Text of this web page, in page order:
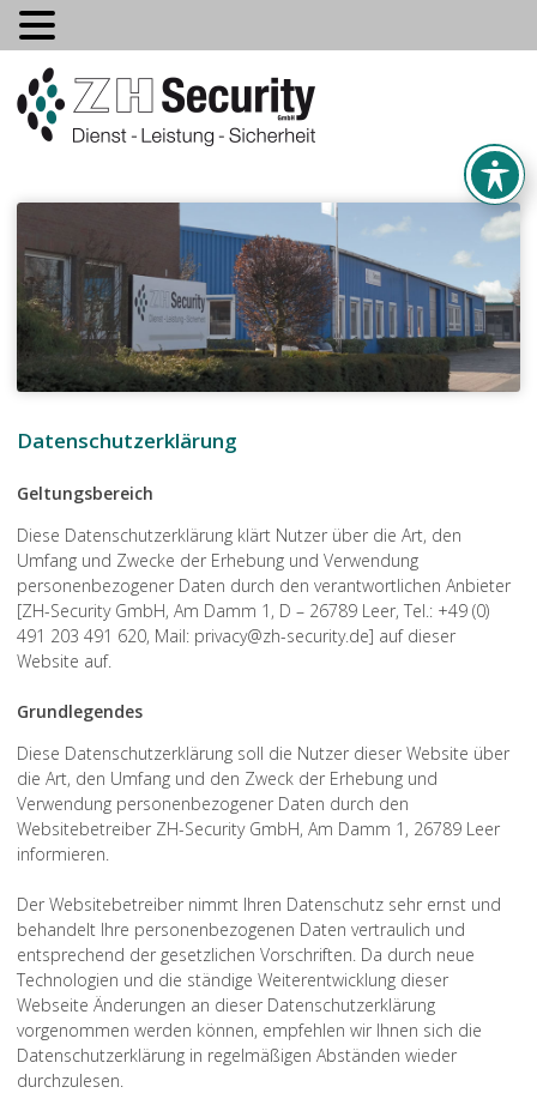
Datenschutzerklärung
Geltungsbereich
Diese Datenschutzerklärung klärt Nutzer über die Art, den
Umfang und Zwecke der Erhebung und Verwendung
personenbezogener Daten durch den verantwortlichen Anbieter
[ZH-Security GmbH, Am Damm 1, D – 26789 Leer, Tel.: +49 (0)
491 203 491 620, Mail: privacy@zh-security.de] auf dieser
Website auf.
Grundlegendes
Diese Datenschutzerklärung soll die Nutzer dieser Website über
die Art, den Umfang und den Zweck der Erhebung und
Verwendung personenbezogener Daten durch den
Websitebetreiber ZH-Security GmbH, Am Damm 1, 26789 Leer
informieren.
Der Websitebetreiber nimmt Ihren Datenschutz sehr ernst und
behandelt Ihre personenbezogenen Daten vertraulich und
entsprechend der gesetzlichen Vorschriften. Da durch neue
Technologien und die ständige Weiterentwicklung dieser
Webseite Änderungen an dieser Datenschutzerklärung
vorgenommen werden können, empfehlen wir Ihnen sich die
Datenschutzerklärung in regelmäßigen Abständen wieder
durchzulesen.